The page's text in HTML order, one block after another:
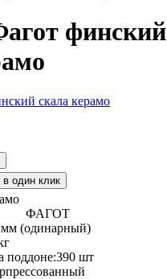
финский
в один клик
ФАГОТ
мм (одинарный)
поддоне:390 шт